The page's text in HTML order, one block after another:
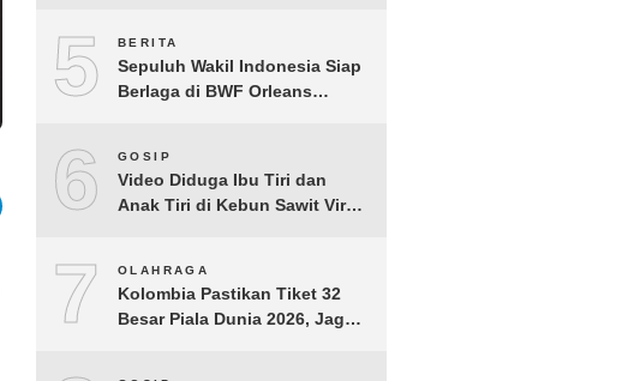
5 BERITA
Sepuluh Wakil Indonesia Siap
Berlaga di BWF Orleans
6 GOSIP
Video Diduga Ibu Tiri dan
Anak Tiri di Kebun Sawit Viral,
7 OLAHRAGA
Kolombia Pastikan Tiket 32
Besar Piala Dunia 2026, Jaga